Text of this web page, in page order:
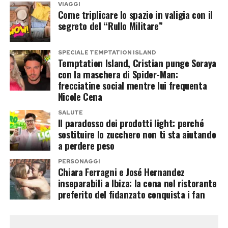
dagli scarpini”.
Suor Francesca gioca esterno d’attacco, non si
sente Messi né Ronaldo, ma ha un idolo:
“Barbara Bonansea, della Juve e della
Nazionale. Mi piacerebbe saper tirare come lei. Il
calcio maschile invece mi ha un po’ nauseato: tra
genitori che si prendono a botte alle partite dei
figli e stipendi miliardari,è diventato un
mondo poco etico”.
Le Sister Football Team giocano sul serio. “
partecipiamo per vincere. Siamo
competitive. Suor Emilia, per esempio, giocava
nella Nazionale romena prima della vocazione. E
VIAGGI
Come triplicare lo spazio in valigia con il
segreto del “Rullo Militare”
SPECIALE TEMPTATION ISLAND
Temptation Island, Cristian punge Soraya
con la maschera di Spider-Man:
frecciatine social mentre lui frequenta
Nicole Cena
SALUTE
Il paradosso dei prodotti light: perché
sostituire lo zucchero non ti sta aiutando
a perdere peso
PERSONAGGI
Chiara Ferragni e José Hernandez
inseparabili a Ibiza: la cena nel ristorante
preferito del fidanzato conquista i fan